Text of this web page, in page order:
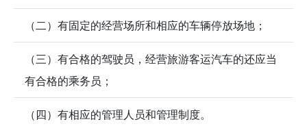
（二）有固定的经营场所和相应的车辆停放场地；
（三）有合格的驾驶员，经营旅游客运汽车的还应当
有合格的乘务员；
（四）有相应的管理人员和管理制度。